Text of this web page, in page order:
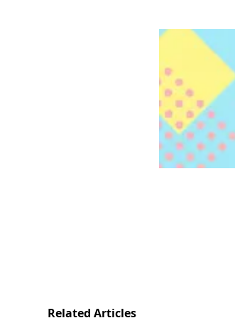
Related Articles